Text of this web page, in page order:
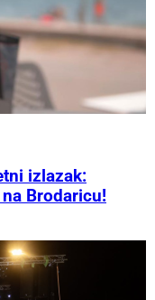
izlazak:
Brodaricu!